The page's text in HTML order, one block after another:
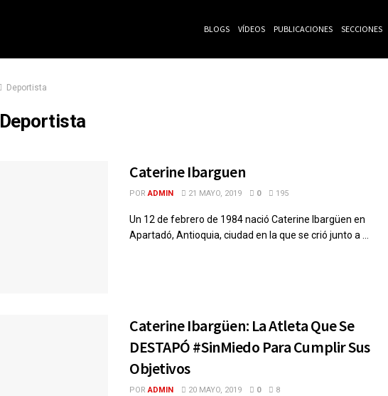
BLOGS VÍDEOS PUBLICACIONES SECCIONES
Deportista
Deportista
Caterine Ibarguen
POR ADMIN 21 MAYO, 2019 0 195
Un 12 de febrero de 1984 nació Caterine Ibargüen en
Apartadó, Antioquia, ciudad en la que se crió junto a ...
Caterine Ibargüen: La Atleta Que Se
DESTAPÓ #SinMiedo Para Cumplir Sus
Objetivos
POR ADMIN 20 MAYO, 2019 0 8